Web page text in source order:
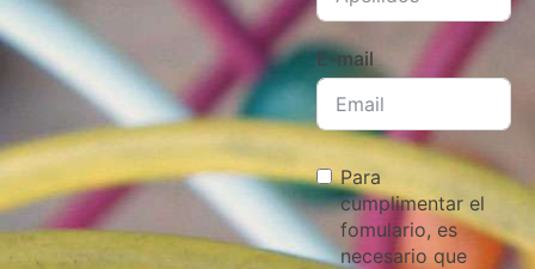
E-mail
Para
cumplimentar el
fomulario, es
necesario que